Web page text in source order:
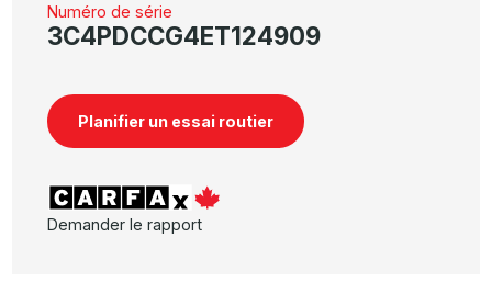
Numéro de série
3C4PDCCG4ET124909
Planifier un essai routier
Demander le rapport